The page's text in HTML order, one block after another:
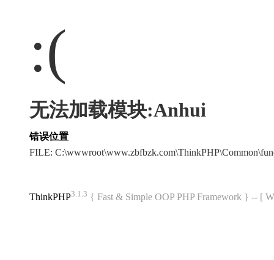
:(
无法加载模块:Anhui
错误位置
FILE:
ThinkPHP3.1.3 { Fast & Simple OOP PHP Framework } -- [